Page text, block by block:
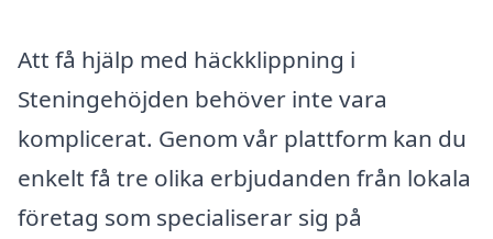
Att få hjälp med häckklippning i
Steningehöjden behöver inte vara
komplicerat. Genom vår plattform kan du
enkelt få tre olika erbjudanden från lokala
företag som specialiserar sig på